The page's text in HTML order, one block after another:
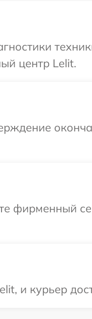
центр Lelit.
фирменный
и курьер